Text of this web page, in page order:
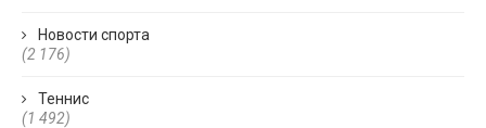
Новости спорта
(2 176)
Теннис
(1 492)